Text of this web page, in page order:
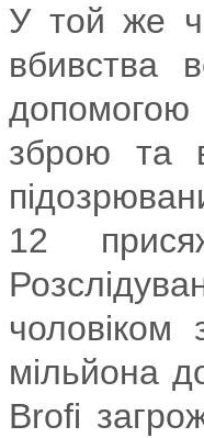
У той же
вбивства
зброю та
12
чоловіком
мільйона
Brofi